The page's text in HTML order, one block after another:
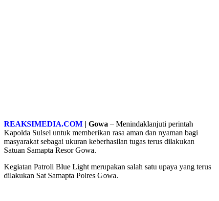
REAKSIMEDIA.COM | Gowa – Menindaklanjuti perintah
Kapolda Sulsel untuk memberikan rasa aman dan nyaman bagi
masyarakat sebagai ukuran keberhasilan tugas terus dilakukan
Satuan Samapta Resor Gowa.
Kegiatan Patroli Blue Light merupakan salah satu upaya yang terus
dilakukan Sat Samapta Polres Gowa.